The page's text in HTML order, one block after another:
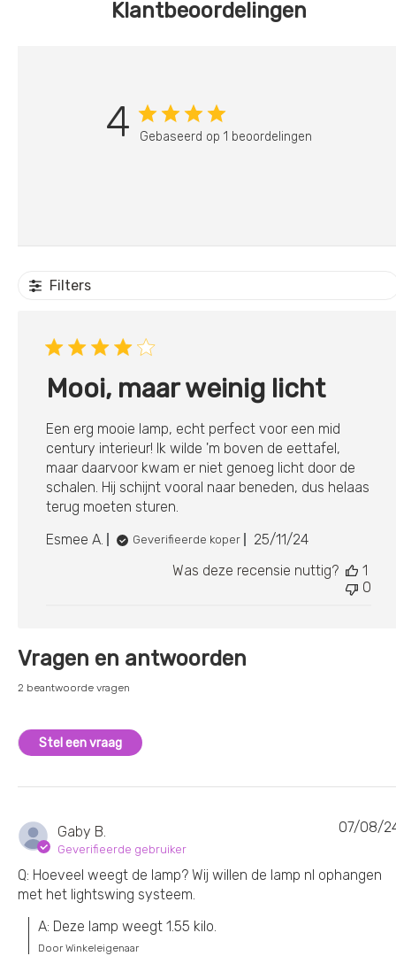
Klantbeoordelingen
4 Gebaseerd op 1 beoordelingen
Filters
Mooi, maar weinig licht
Een erg mooie lamp, echt perfect voor een mid
century interieur! Ik wilde 'm boven de eettafel,
maar daarvoor kwam er niet genoeg licht door de
schalen. Hij schijnt vooral naar beneden, dus helaas
terug moeten sturen.
Esmee A.
Geverifieerde koper Publicatiedatum
25/11/24
Was deze recensie nuttig?
1
0
Vragen en antwoorden
2 beantwoorde vragen
Stel een vraag
Gaby B.
Geverifieerde gebruiker
Q: Hoeveel weegt de lamp? Wij willen de lamp nl ophangen
met het lightswing systeem.
A: Deze lamp weegt 1.55 kilo.
Door Winkeleigenaar
07/08/